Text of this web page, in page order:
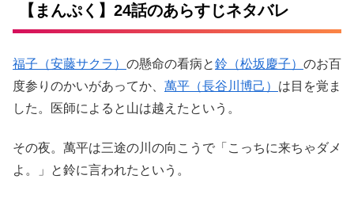
【まんぷく】24話のあらすじネタバレ
福子（安藤サクラ） の懸命の看病と鈴（松坂慶子） のお百
度参りのかいがあってか、 萬平（長谷川博己） は目を覚ま
した。医師によると山は越えたという。
その夜。萬平は三途の川の向こうで「こっちに来ちゃダメ
よ。」と鈴に言われたという。